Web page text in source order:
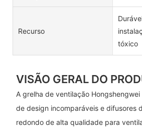
Recurso
tóxico
VISÃO GERAL DO
A grelha de ventilação
de design incomparáveis ​​e difusores
redondo de alta qualidade para